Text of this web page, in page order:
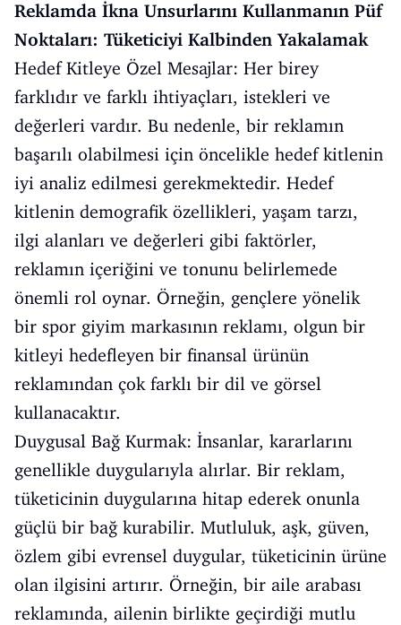
Reklamda İkna Unsurlarını Kullanmanın Püf
Noktaları: Tüketiciyi Kalbinden Yakalamak
Hedef Kitleye Özel Mesajlar: Her birey
farklıdır ve farklı ihtiyaçları, istekleri ve
değerleri vardır. Bu nedenle, bir reklamın
başarılı olabilmesi için öncelikle hedef kitlenin
iyi analiz edilmesi gerekmektedir. Hedef
kitlenin demografik özellikleri, yaşam tarzı,
ilgi alanları ve değerleri gibi faktörler,
reklamın içeriğini ve tonunu belirlemede
önemli rol oynar. Örneğin, gençlere yönelik
bir spor giyim markasının reklamı, olgun bir
kitleyi hedefleyen bir finansal ürünün
reklamından çok farklı bir dil ve görsel
kullanacaktır.
Duygusal Bağ Kurmak: İnsanlar, kararlarını
genellikle duygularıyla alırlar. Bir reklam,
tüketicinin duygularına hitap ederek onunla
güçlü bir bağ kurabilir. Mutluluk, aşk, güven,
özlem gibi evrensel duygular, tüketicinin ürüne
olan ilgisini artırır. Örneğin, bir aile arabası
reklamında, ailenin birlikte geçirdiği mutlu